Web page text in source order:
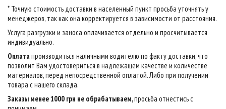
* Точную стоимость доставки в населенный пункт просьба уточнять у
менеджеров, так как она корректируется в зависимости от расстояния.
Услуга разгрузки и заноса оплачивается отдельно и просчитывается
индивидуально.
Оплатапроизводиться наличными водителю по факту доставки, что
позволит Вам удостовериться в надлежащем качестве и количестве
материалов, перед непосредственной оплатой. Либо при получении
товара с нашего склада.
Заказы менее 1000 грн не обрабатываем,просьба отнестись с